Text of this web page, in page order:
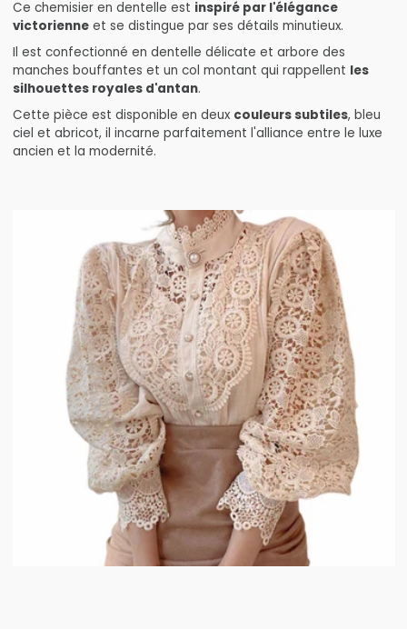
Ce chemisier en dentelle est inspiré par l'élégance
victorienneet se distingue par ses détails minutieux.
Il est confectionné en dentelle délicate et arbore des
manches bouffantes et un col montant qui rappellent les
silhouettes royales d'antan.
Cette pièce est disponible en deux couleurs subtiles, bleu
ciel et abricot, il incarne parfaitement l'alliance entre le luxe
ancien et la modernité.